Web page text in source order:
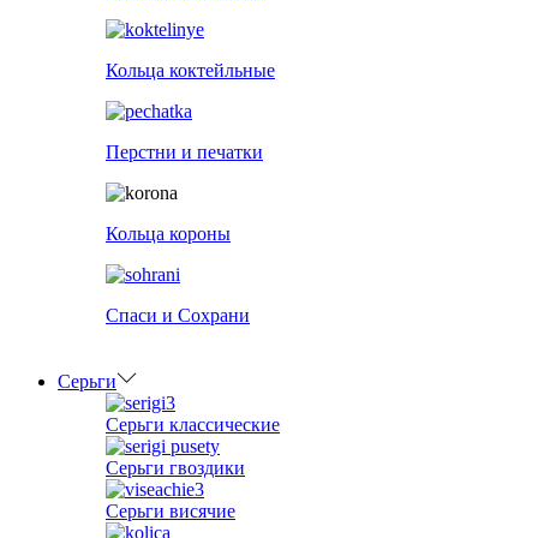
Кольца коктейльные
Перстни и печатки
Кольца короны
Спаси и Сохрани
Серьги
Серьги классические
Серьги гвоздики
Серьги висячие